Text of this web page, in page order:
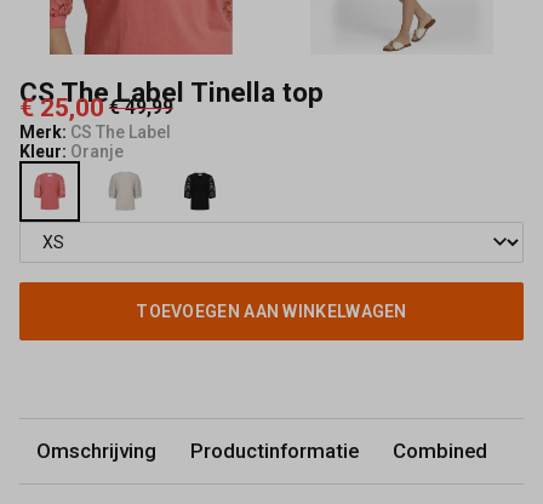
CS The Label Tinella top
€ 25,00 € 49,99
Merk: CS The Label
Kleur: Oranje
TOEVOEGEN AAN WINKELWAGEN
Omschrijving Productinformatie Combined